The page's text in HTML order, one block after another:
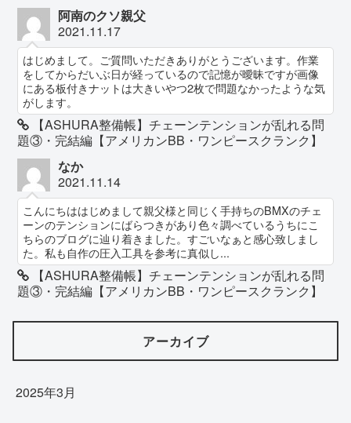
阿南のクソ親父
2021.11.17
はじめまして。ご質問いただきありがとうございます。作業
をしてからだいぶ日が経っているので記憶が曖昧ですが画像
にある板付きナットは大きいやつ2枚で問題なかったような気
がします。
【ASHURA整備帳】チェーンテンションが乱れる問
題③・完結編【アメリカンBB・ワンピースクランク】
なか
2021.11.14
こんにちははじめまして親父様と同じく手持ちのBMXのチェ
ーンのテンションにばらつきがあり色々調べているうちにこ
ちらのブログに辿り着きました。すごいなぁと感心致しまし
た。私も自作の圧入工具を参考に真似し...
【ASHURA整備帳】チェーンテンションが乱れる問
題③・完結編【アメリカンBB・ワンピースクランク】
アーカイブ
2025年3月